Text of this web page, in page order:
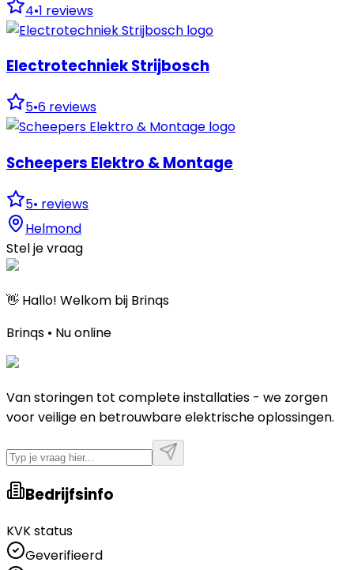
4•1 reviews
Electrotechniek Strijbosch
5•6 reviews
Scheepers Elektro & Montage
5• reviews
Helmond
Stel je vraag
👋 Hallo! Welkom bij Brinqs
Brinqs • Nu online
Van storingen tot complete installaties - we zorgen
voor veilige en betrouwbare elektrische oplossingen.
Bedrijfsinfo
KVK status
Geverifieerd